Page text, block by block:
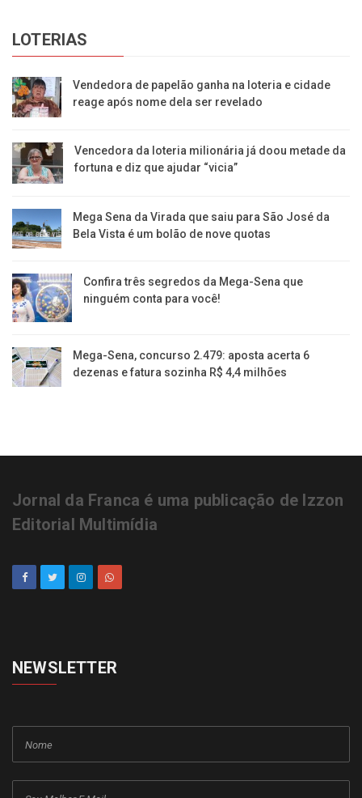
LOTERIAS
Vendedora de papelão ganha na loteria e cidade
reage após nome dela ser revelado
Vencedora da loteria milionária já doou metade da
fortuna e diz que ajudar “vicia”
Mega Sena da Virada que saiu para São José da
Bela Vista é um bolão de nove quotas
Confira três segredos da Mega-Sena que
ninguém conta para você!
Mega-Sena, concurso 2.479: aposta acerta 6
dezenas e fatura sozinha R$ 4,4 milhões
Jornal da Franca é uma publicação de Izzon
Editorial Multimídia
NEWSLETTER